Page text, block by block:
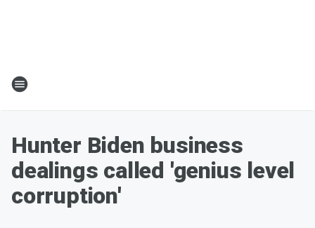
Hunter Biden business
dealings called 'genius level
corruption'